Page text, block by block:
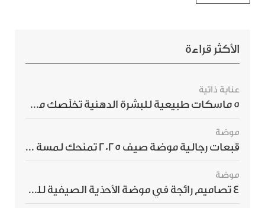
الأكثر قراءة
عناية ذاتية
5 ماسكات طبيعية للبشرة الدهنية تخلّصك من الحبوب بسرعة
موضة
قبعات رجالية موضة صيف 2025 تمنحك لمسة أناقة استثنائية
موضة
4 تصاميم رائجة في موضة الأحذية الصيفية للرجال هذا الموسم